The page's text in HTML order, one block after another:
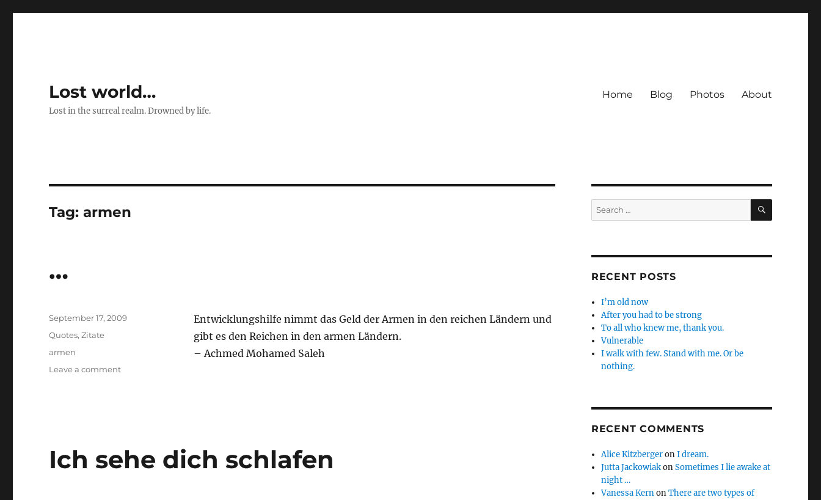
Lost world…
Lost in the surreal realm. Drowned by life.
Home Blog Photos About
Tag:armen
…
Entwicklungshilfe nimmt das Geld der Armen in den reichen Ländern und
gibt es den Reichen in den armen Ländern.
– Achmed Mohamed Saleh
Posted
September 17, 2009
Categories
Quotes,Zitate
Tags
armen
Leave a commenton
Ich sehe dich schlafen
Search
for:
SEARCH
RECENT POSTS
I’m old now
After you had to be strong
To all who knew me, thank you.
Vulnerable
I walk with few. Stand with me. Or be
nothing.
RECENT COMMENTS
Alice KitzbergeronI dream.
Jutta JackowiakonSometimes I lie awake at
night …
Vanessa KernonThere are two types of